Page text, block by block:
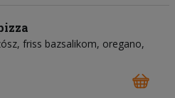
friss bazsalikom oregano